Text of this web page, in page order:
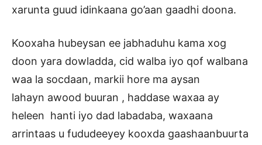
xarunta guud idinkaana go’aan gaadhi doona.
Kooxaha hubeysan ee jabhaduhu kama xog
doon yara dowladda, cid walba iyo qof walbana
waa la socdaan, markii hore ma aysan
lahayn awood buuran , haddase waxaa ay
heleen hanti iyo dad labadaba, waxaana
arrintaas u fududeeyey kooxda gaashaanbuurta